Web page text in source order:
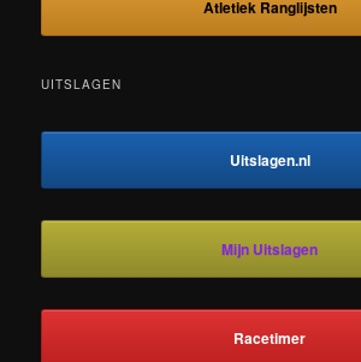
Atletiek Ranglijsten
UITSLAGEN
Uitslagen.nl
Mijn Uitslagen
Racetimer